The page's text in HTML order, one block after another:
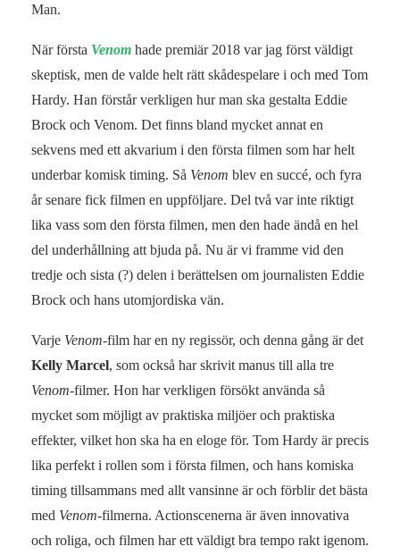
Man.
När första Venom hade premiär 2018 var jag först väldigt
skeptisk, men de valde helt rätt skådespelare i och med Tom
Hardy. Han förstår verkligen hur man ska gestalta Eddie
Brock och Venom. Det finns bland mycket annat en
sekvens med ett akvarium i den första filmen som har helt
underbar komisk timing. Så Venom blev en succé, och fyra
år senare fick filmen en uppföljare. Del två var inte riktigt
lika vass som den första filmen, men den hade ändå en hel
del underhållning att bjuda på. Nu är vi framme vid den
tredje och sista (?) delen i berättelsen om journalisten Eddie
Brock och hans utomjordiska vän.
Varje Venom-film har en ny regissör, och denna gång är det
Kelly Marcel, som också har skrivit manus till alla tre
Venom-filmer. Hon har verkligen försökt använda så
mycket som möjligt av praktiska miljöer och praktiska
effekter, vilket hon ska ha en eloge för. Tom Hardy är precis
lika perfekt i rollen som i första filmen, och hans komiska
timing tillsammans med allt vansinne är och förblir det bästa
med Venom-filmerna. Actionscenerna är även innovativa
och roliga, och filmen har ett väldigt bra tempo rakt igenom.